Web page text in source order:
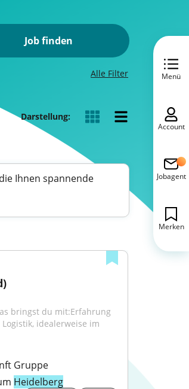
Job finden
Alle Filter
Darstellung:
Ihnen spannende
bringst du mit:Erfahrung
idealerweise im
Gruppe
Heidelberg
Menü
Account
Jobagent
Merken